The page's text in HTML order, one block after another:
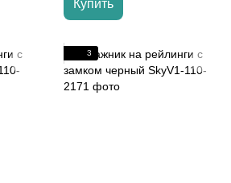
Купить
3